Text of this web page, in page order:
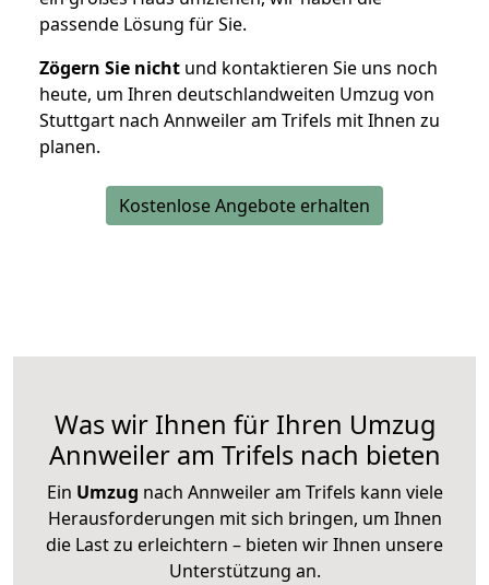
passende Lösung für Sie.
Zögern Sie nicht und kontaktieren Sie uns noch
heute, um Ihren deutschlandweiten Umzug von
Stuttgart nach Annweiler am Trifels mit Ihnen zu
planen.
Kostenlose Angebote erhalten
Was wir Ihnen für Ihren Umzug
Annweiler am Trifels nach bieten
Ein Umzug nach Annweiler am Trifels kann viele
Herausforderungen mit sich bringen, um Ihnen
die Last zu erleichtern – bieten wir Ihnen unsere
Unterstützung an.